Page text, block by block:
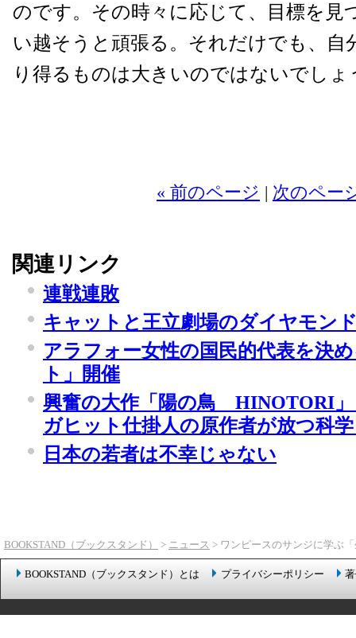
のです。その時々に応じて、目標を見
い越そうと頑張る。それだけでも、自
り得るものは大きいのではないでしょ
« 前のページ | 次のペー
関連リンク
連戦連敗
キャットと王立劇場のダイヤモン
アラフォー女性の国民的代表を決
ト」開催
興奮の大作「陽の鳥 HINOTORI」
ガヒット仕掛人の原作者が放つ科
日本の若者は不幸じゃない
BOOKSTAND（ブックスタンド） > ニュース > ワンピースのサンジに学ぶ
BOOKSTAND（ブックスタンド）とは プライバシーポリシー